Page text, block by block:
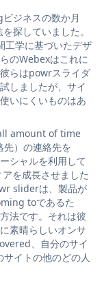
ジネスの数か月
探していました。
工学に基づいたデザ
のWebexはこれに
らはpowrスライダ
しましたが、サイ
いにくいものはあ
amount of time
）の連絡先を
シャルを利用して
を成長させました
sliderは、製品が
toであるた
法です。それは彼
素晴らしいオンサ
、自分のサイ
イトの他のどの人